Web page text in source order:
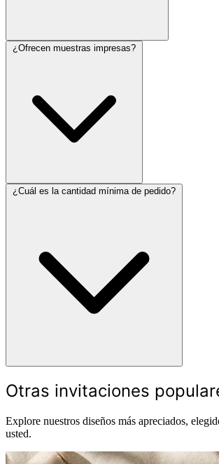
¿Ofrecen muestras impresas?
¿Cuál es la cantidad mínima de pedido?
Otras invitaciones
Explore nuestros diseños más apreciados,
usted.